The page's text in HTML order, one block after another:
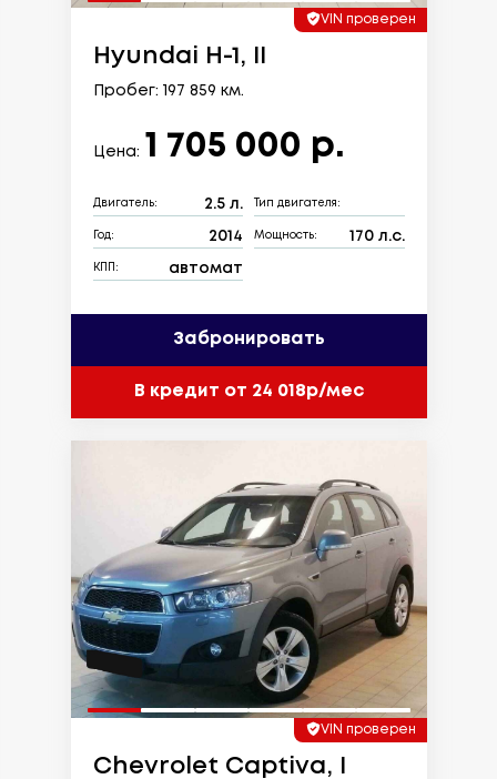
VIN проверен
Hyundai H-1, II
Пробег: 197 859 км.
Цена: 1 705 000 р.
Двигатель: 2.5 л. Тип двигателя:
Год: 2014 Мощность: 170 л.с.
КПП: автомат
Забронировать
В кредит от 24 018р/мес
VIN проверен
Chevrolet Captiva, I